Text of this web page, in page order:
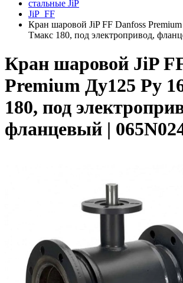
стальные JiP
JiP_FF
Кран шаровой JiP FF Danfoss
Тмакс 180, под электропривод,
Кран шаровой JiP
Premium Ду125 Ру
180, под
фланцевый |